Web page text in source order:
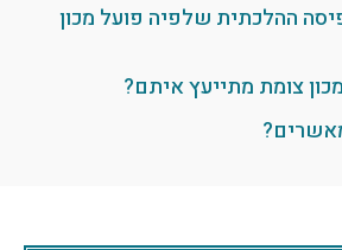
ההלכתית שלפיה פועל מכון
צומת מתייעץ איתם?